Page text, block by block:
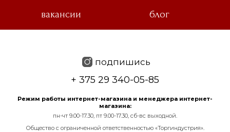
вакансии
блог
подпишись
+ 375 29 340-05-85
Режим работы интернет-магазина и менеджера интернет-
магазина:
пн-чт 9.00-17.30, пт 9.00-17.30, сб-вс выходной.
Общество с ограниченной ответственностью «Торгиндустрия».